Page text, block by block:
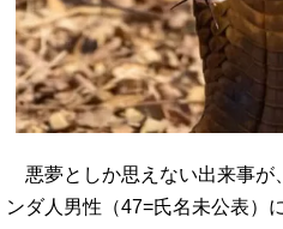
悪夢としか思えない出来事が
ンダ人男性（47=氏名未公表）